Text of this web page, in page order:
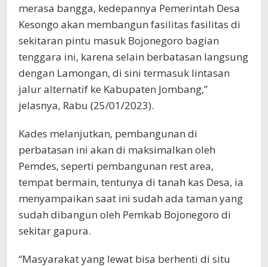
merasa bangga, kedepannya Pemerintah Desa
Kesongo akan membangun fasilitas fasilitas di
sekitaran pintu masuk Bojonegoro bagian
tenggara ini, karena selain berbatasan langsung
dengan Lamongan, di sini termasuk lintasan
jalur alternatif ke Kabupaten Jombang,”
jelasnya, Rabu (25/01/2023).
Kades melanjutkan, pembangunan di
perbatasan ini akan di maksimalkan oleh
Pemdes, seperti pembangunan rest area,
tempat bermain, tentunya di tanah kas Desa, ia
menyampaikan saat ini sudah ada taman yang
sudah dibangun oleh Pemkab Bojonegoro di
sekitar gapura.
“Masyarakat yang lewat bisa berhenti di situ